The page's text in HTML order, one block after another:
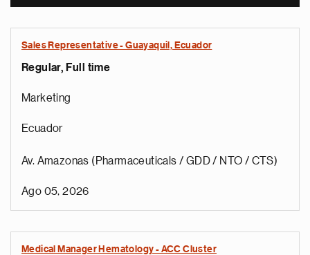
Sales Representative - Guayaquil, Ecuador
Regular, Full time
Marketing
Ecuador
Av. Amazonas (Pharmaceuticals / GDD / NTO / CTS)
Ago 05, 2026
Medical Manager Hematology - ACC Cluster